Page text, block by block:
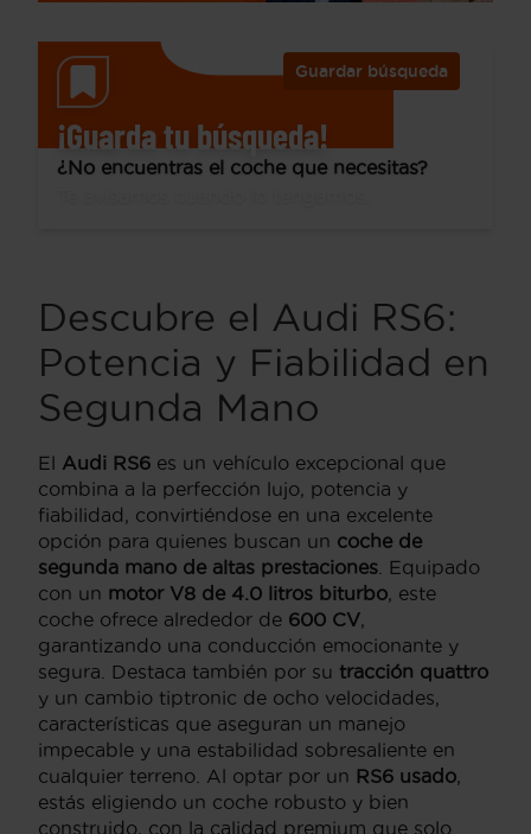
Guardar búsqueda
¡Guarda tu búsqueda!
¿No encuentras el coche que necesitas?
Descubre el Audi RS6:
Potencia y Fiabilidad en
Segunda Mano
El Audi RS6 es un vehículo excepcional que
combina a la perfección lujo, potencia y
fiabilidad, convirtiéndose en una excelente
opción para quienes buscan un coche de
segunda mano de altas prestaciones . Equipado
con un motor V8 de 4.0 litros biturbo, este
coche ofrece alrededor de 600 CV,
garantizando una conducción emocionante y
segura. Destaca también por su tracción quattro
y un cambio tiptronic de ocho velocidades,
características que aseguran un manejo
impecable y una estabilidad sobresaliente en
cualquier terreno. Al optar por un RS6 usado,
estás eligiendo un coche robusto y bien
construido, con la calidad premium que solo